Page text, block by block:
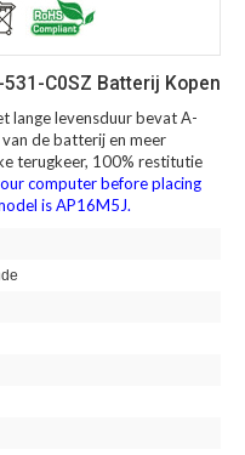
C0SZ Batterij Kopen
lange levensduur bevat A-
de batterij en meer
terugkeer, 100% restitutie
computer before placing
is AP16M5J.